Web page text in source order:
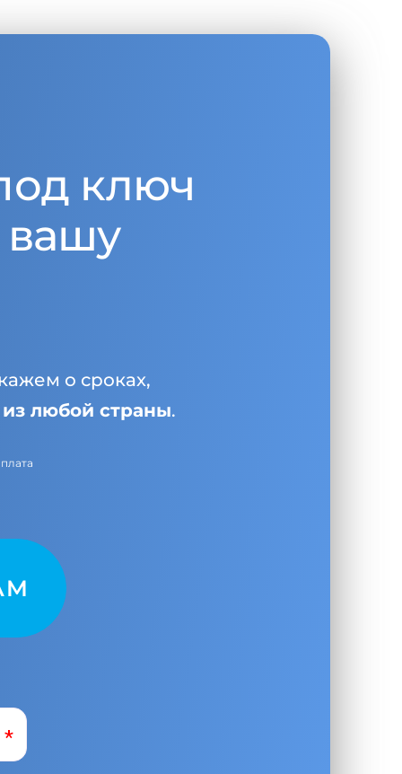
ключ
о сроках,
из любой страны.